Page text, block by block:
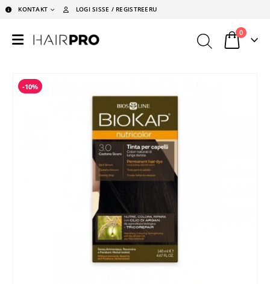
KONTAKT LOGI SISSE / REGISTREERU
0
-10%